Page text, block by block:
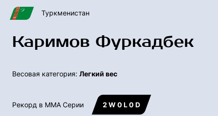
Туркменистан
Каримов Фуркадбек
Весовая категория: Легкий вес
Рекорд в ММА Серии 2 W 0 L 0 D